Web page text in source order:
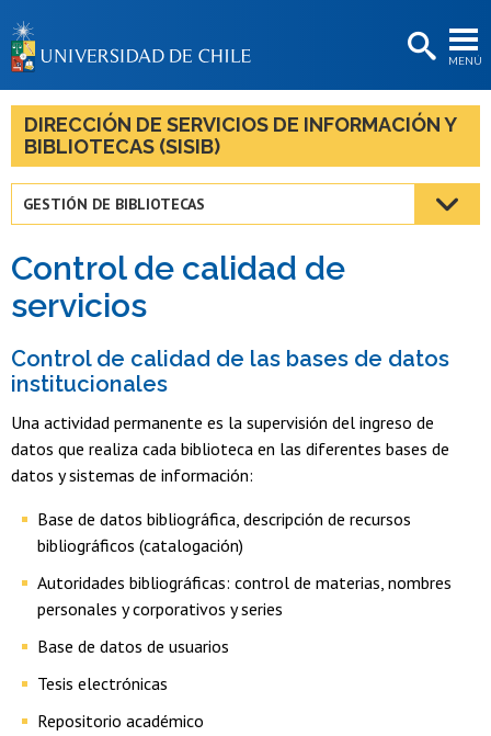
MENÚ
BIBLIOTECAS
LA UNIVERSIDAD
Postulantes
DIRECCIÓN DE SERVICIOS DE INFORMACIÓN Y
BIBLIOTECAS (SISIB)
GESTIÓN DE BIBLIOTECAS
Control de calidad de
servicios
Control de calidad de las bases de datos
institucionales
Una actividad permanente es la supervisión del ingreso de
datos que realiza cada biblioteca en las diferentes bases de
datos y sistemas de información:
Base de datos bibliográfica, descripción de recursos
bibliográficos (catalogación)
Autoridades bibliográficas: control de materias, nombres
personales y corporativos y series
Base de datos de usuarios
Tesis electrónicas
Repositorio académico